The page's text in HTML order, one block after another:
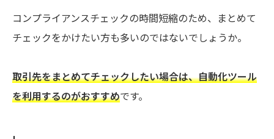
コンプライアンスチェックの時間短縮のため、まとめて
チェックをかけたい方も多いのではないでしょうか。
取引先をまとめてチェックしたい場合は、自動化ツール
を利用するのがおすすめです。